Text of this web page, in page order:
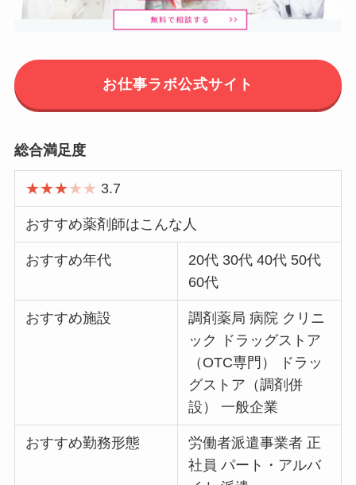
お仕事ラボ公式サイト
総合満足度
★★★★ ★ 3.7
おすすめ薬剤師はこんな人
おすすめ年代
20代 30代 40代 50代
60代
おすすめ施設
調剤薬局 病院 クリニ
ック ドラッグストア
（OTC専門） ドラッ
グストア（調剤併
設） 一般企業
おすすめ勤務形態
労働者派遣事業者 正
社員 パート・アルバ